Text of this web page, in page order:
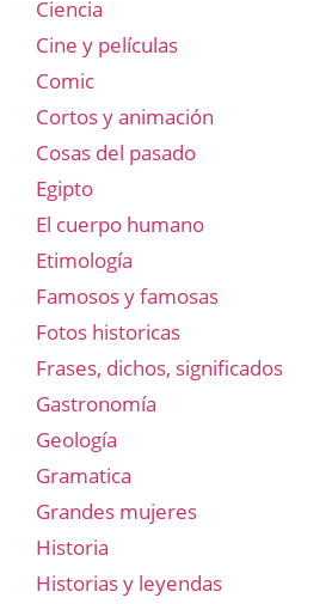
Ciencia
Cine y películas
Comic
Cortos y animación
Cosas del pasado
Egipto
El cuerpo humano
Etimología
Famosos y famosas
Fotos historicas
Frases, dichos, significados
Gastronomía
Geología
Gramatica
Grandes mujeres
Historia
Historias y leyendas